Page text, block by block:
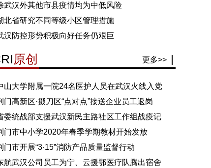
武汉外其他市县疫情均为中低风险
北省研究不同等级小区管理措施
汉防控形势积极向好任务仍艰巨
原创 更多>>
山大学附属一院24名医护人员在武汉火线入党
门高新区·掇刀区“点对点”接送企业员工返岗
委统战部支援武汉新民主路社区工作组战疫记
门市中小学2020年春季学期教材开始发放
门市开展“3·15”消防产品质量监督行动
航武汉公司员工为宁、云援鄂医疗队腾出宿舍